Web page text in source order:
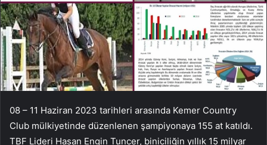
08 – 11 Haziran 2023 tarihleri ​​arasında Kemer Country
Club mülkiyetinde düzenlenen şampiyonaya 155 at katıldı.
TBF Lideri Hasan Engin Tuncer, biniciliğin yıllık 15 milyar